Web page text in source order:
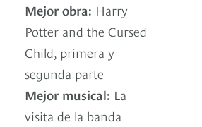
Mejor obra: Harry
Potter and the Cursed
Child, primera y
segunda parte
Mejor musical: La
visita de la banda